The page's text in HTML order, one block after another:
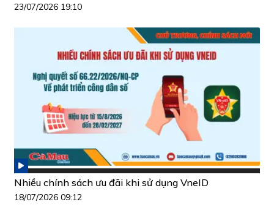
23/07/2026 19:10
Nhiều chính sách ưu đãi khi sử dụng VneID
18/07/2026 09:12